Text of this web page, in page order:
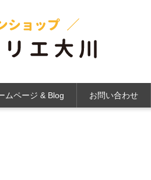
ムページ & Blog お問い合わせ